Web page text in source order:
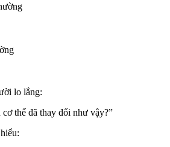
lo lắng:
thể đã thay đổi như vậy?”